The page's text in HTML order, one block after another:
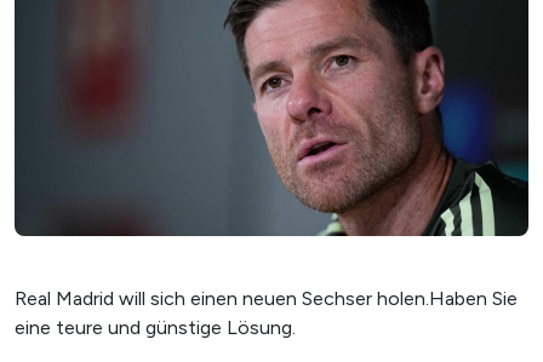
Real Madrid will sich einen neuen Sechser holen.Haben Sie
eine teure und günstige Lösung.